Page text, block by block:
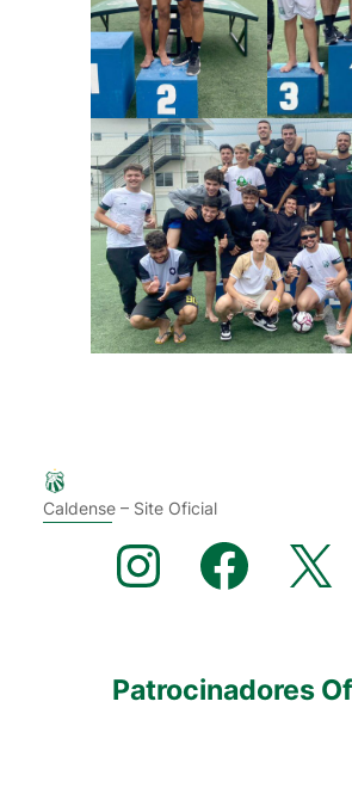
Caldense – Site Oficial
Instagram Facebook X
Patrocinadores